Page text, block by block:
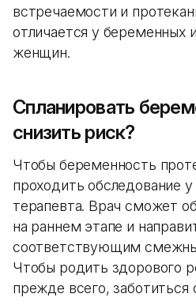
встречаемости и
отличается у беременных
женщин.
Спланировать
снизить риск?
Чтобы беременность
проходить обследование у
терапевта. Врач сможет
на раннем этапе и
соответствующим
Чтобы родить здорового
прежде всего,